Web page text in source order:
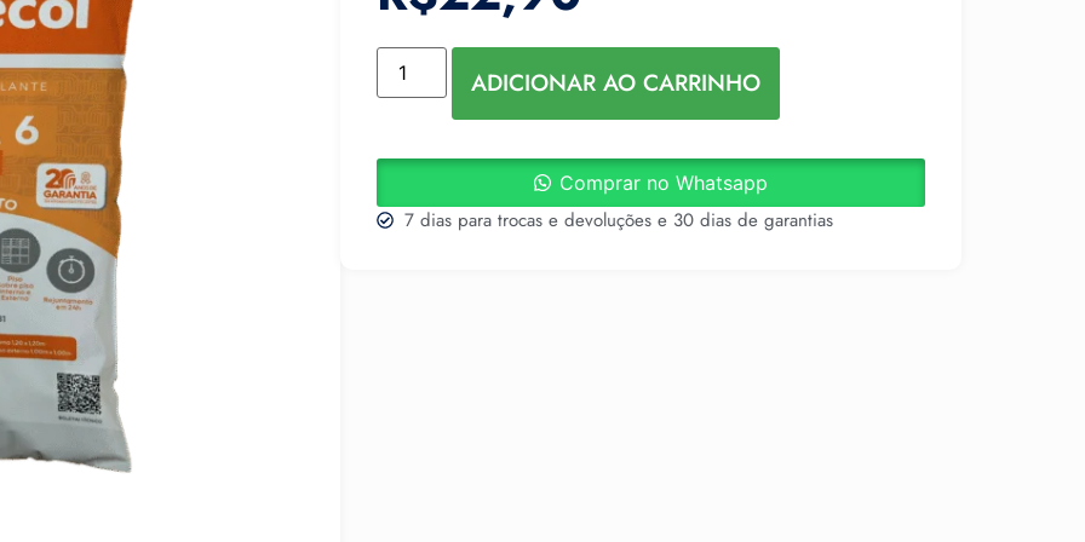
ADICIONAR AO CARRINHO
Comprar no Whatsapp
7 dias para trocas e devoluções e 30 dias de garantias